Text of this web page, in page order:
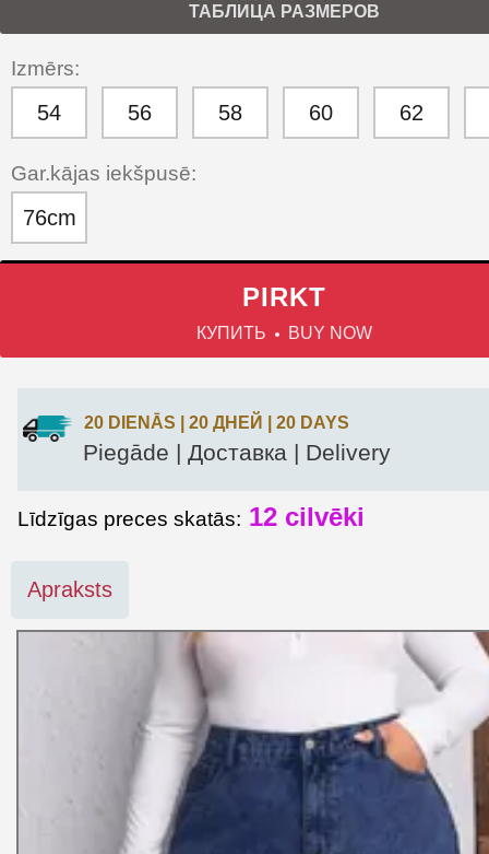
ТАБЛИЦА РАЗМЕРОВ
Izmērs:
54 56 58 60 62
Gar.kājas iekšpusē:
76cm
PIRKT
КУПИТЬ BUY NOW
20 DIENĀS | 20 ДНЕЙ | 20 DAYS
Piegāde | Доставка | Delivery
Līdzīgas preces skatās: 12 cilvēki
Apraksts